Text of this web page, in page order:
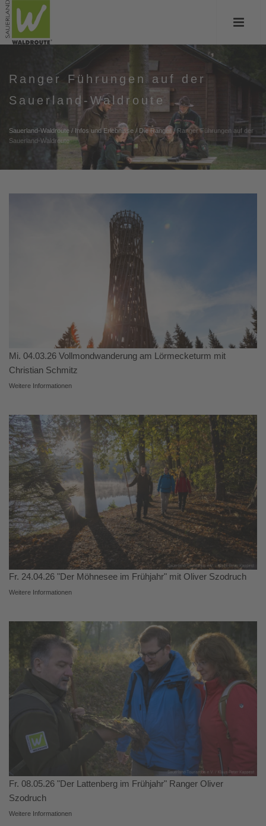
Ranger Führungen auf der
Sauerland-Waldroute
Sauerland-Waldroute / Infos und Erlebnisse / Die Ranger / Ranger Führungen auf der
Sauerland-Waldroute
Mi. 04.03.26 Vollmondwanderung am Lörmecketurm mit
Christian Schmitz
Weitere Informationen
Fr. 24.04.26 "Der Möhnesee im Frühjahr" mit Oliver Szodruch
Weitere Informationen
Fr. 08.05.26 "Der Lattenberg im Frühjahr" Ranger Oliver
Szodruch
Weitere Informationen